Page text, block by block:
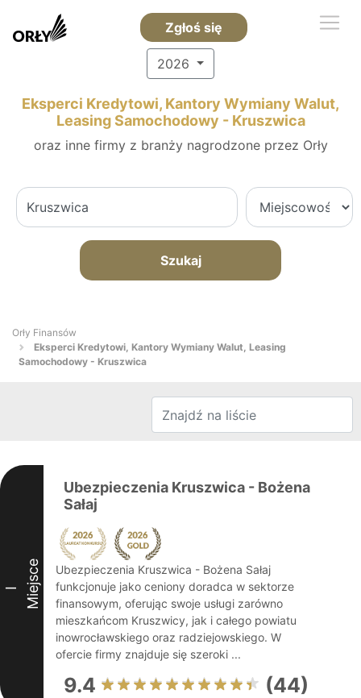
Zgłoś się
2026
Eksperci Kredytowi, Kantory Wymiany Walut,
Leasing Samochodowy - Kruszwica
oraz inne firmy z branży nagrodzone przez Orły
Szukaj
Orły Finansów
Eksperci Kredytowi, Kantory Wymiany Walut, Leasing
Samochodowy - Kruszwica
I Miejsce
Ubezpieczenia Kruszwica - Bożena
Sałaj
Ubezpieczenia Kruszwica - Bożena Sałaj
funkcjonuje jako ceniony doradca w sektorze
finansowym, oferując swoje usługi zarówno
mieszkańcom Kruszwicy, jak i całego powiatu
inowrocławskiego oraz radziejowskiego. W
ofercie firmy znajduje się szeroki ...
9.4 (44)